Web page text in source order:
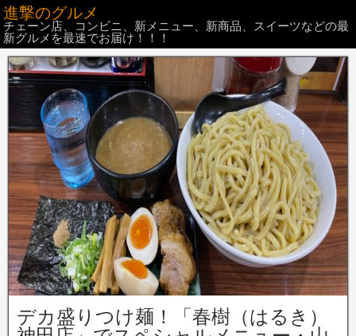
進撃のグルメ
チェーン店、コンビニ、新メニュー、新商品、スイーツなどの最
新グルメを最速でお届け！！！
デカ盛りつけ麺！「春樹（はるき）